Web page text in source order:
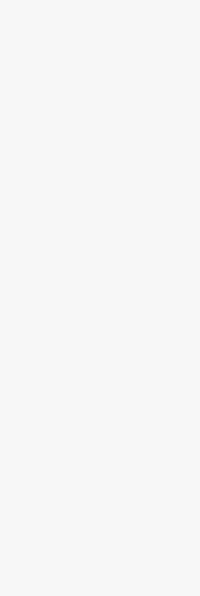
производства
сведениях от
за собой
извещения